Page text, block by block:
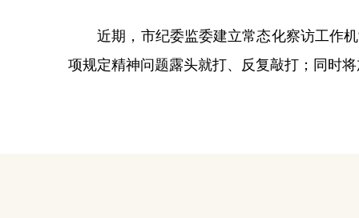
近期，市纪委监委建立常态化察访工作机
项规定精神问题露头就打、反复敲打；同时